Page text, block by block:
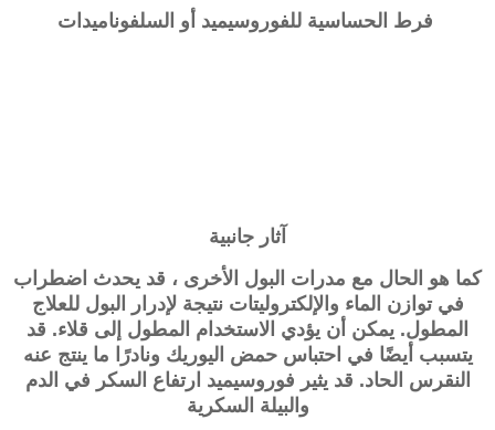
فرط الحساسية للفوروسيميد أو السلفوناميدات
آثار جانبية
كما هو الحال مع مدرات البول الأخرى ، قد يحدث اضطراب
في توازن الماء والإلكتروليتات نتيجة لإدرار البول للعلاج
المطول. يمكن أن يؤدي الاستخدام المطول إلى قلاء. قد
يتسبب أيضًا في احتباس حمض اليوريك ونادرًا ما ينتج عنه
النقرس الحاد. قد يثير فوروسيميد ارتفاع السكر في الدم
والبيلة السكرية